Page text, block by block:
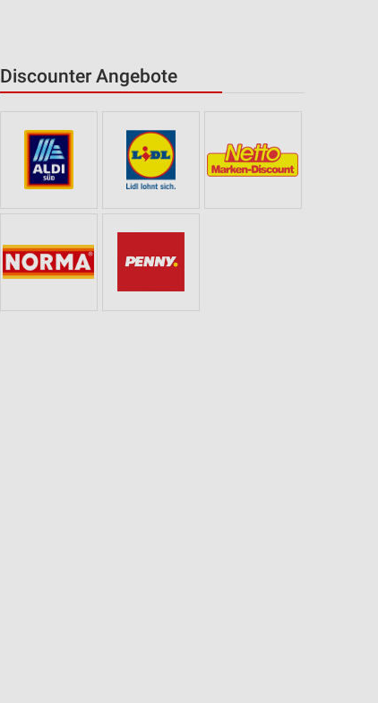
Discounter Angebote